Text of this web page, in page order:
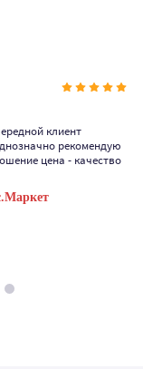
клиент
рекомендую
цена - качество